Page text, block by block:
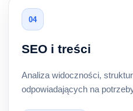
04
SEO i treści
Analiza widoczności,
odpowiadających na